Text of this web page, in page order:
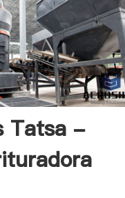
Tatsa -